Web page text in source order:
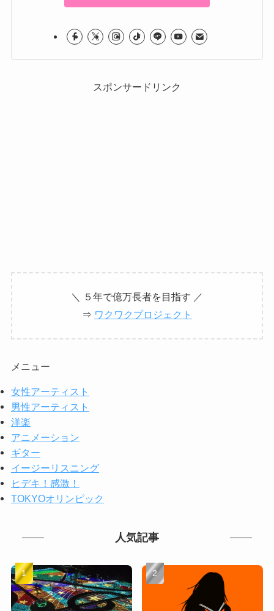
スポンサードリンク
＼ ５年で億万長者を目指す ／
⇒ ワクワクプロジェクト
メニュー
女性アーティスト
男性アーティスト
洋楽
アニメーション
ギター
イージーリスニング
ヒデキ！感激！
TOKYOオリンピック
人気記事